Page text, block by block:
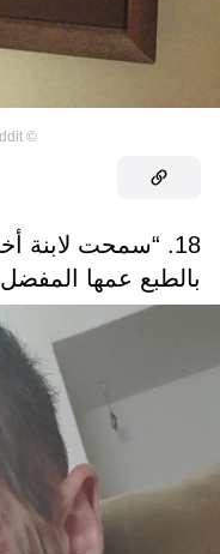
©
18. “سمحت لابنة
بالطبع عمها